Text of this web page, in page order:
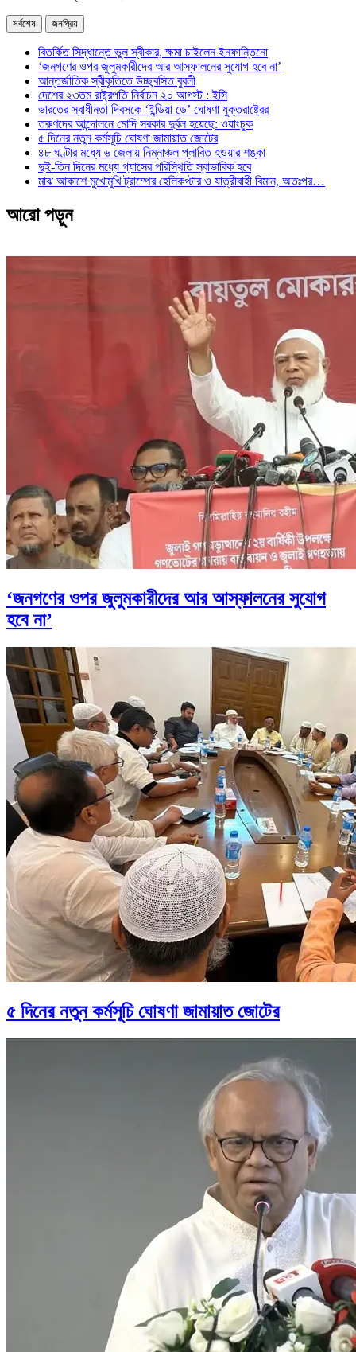
সর্বশেষ জনপ্রিয়
বিতর্কিত সিদ্ধান্তে ভুল স্বীকার, ক্ষমা চাইলেন ইনফান্তিনো
‘জনগণের ওপর জুলুমকারীদের আর আস্ফালনের সুযোগ হবে না’
আন্তর্জাতিক স্বীকৃতিতে উচ্ছ্বসিত বুবলী
দেশের ২৩তম রাষ্ট্রপতি নির্বাচন ২০ আগস্ট : ইসি
ভারতের স্বাধীনতা দিবসকে ‘ইন্ডিয়া ডে’ ঘোষণা যুক্তরাষ্ট্রের
তরুণদের আন্দোলনে মোদি সরকার দুর্বল হয়েছে: ওয়াংচুক
৫ দিনের নতুন কর্মসূচি ঘোষণা জামায়াত জোটের
৪৮ ঘণ্টার মধ্যে ৬ জেলায় নিম্নাঞ্চল প্লাবিত হওয়ার শঙ্কা
দুই-তিন দিনের মধ্যে গ্যাসের পরিস্থিতি স্বাভাবিক হবে
মাঝ আকাশে মুখোমুখি ট্রাম্পের হেলিকপ্টার ও যাত্রীবাহী বিমান, অতঃপর…
আরো পড়ুন
‘জনগণের ওপর জুলুমকারীদের আর আস্ফালনের সুযোগ
হবে না’
৫ দিনের নতুন কর্মসূচি ঘোষণা জামায়াত জোটের